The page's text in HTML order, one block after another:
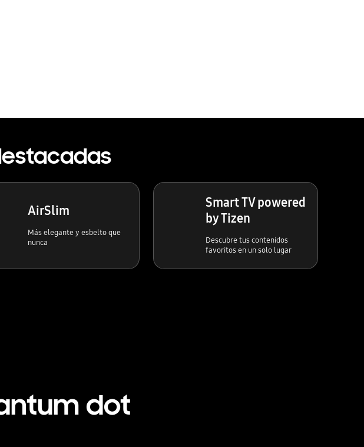
AirSlim
Más elegante y esbelto que
nunca
Smart TV powered
by Tizen
Descubre tus contenidos
favoritos en un solo lugar
dot